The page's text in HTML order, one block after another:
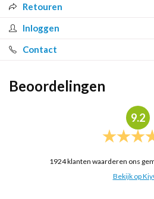
Retouren
Inloggen
Contact
Beoordelingen
9.2
1924klanten waarderen ons
Bekijk op